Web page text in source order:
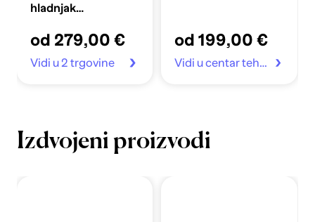
hladnjak
od 279,00 €
Vidi u 2 trgovine
od 199,00 €
Vidi u centar tehnike
Izdvojeni proizvodi